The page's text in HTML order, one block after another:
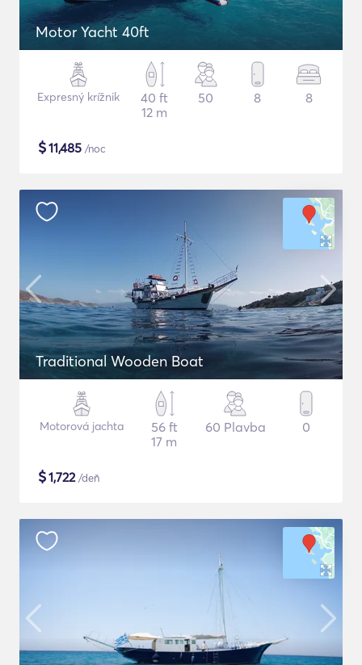
Motor Yacht 40ft
Expresný krížnik
40 ft
12 m
50 8 8
$11,485 /noc
Traditional Wooden Boat
Motorová jachta
56 ft
17 m
60 Plavba 0
$1,722/deň